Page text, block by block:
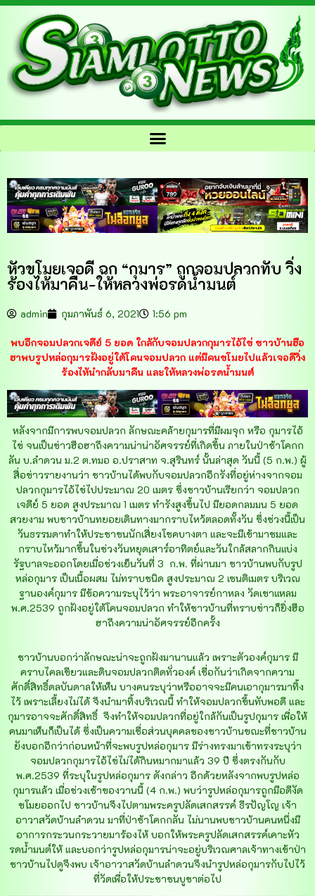
หัวขโมยเจอดี ฉก “กุมาร” ถูกจอมปลวกทับ วิ่ง
ร้องไห้มาคืน-ให้หลวงพ่อรดน้ำมนต์
admin กุมภาพันธ์ 6, 2021 1:56 pm
พบอีกจอมปลวกเจดีย์ 5 ยอด ใกล้กับจอมปลวกกุมารไอ้ไข่ ชาวบ้านฮือ
ฮาพบรูปหล่อกุมารฝังอยู่ใต้โคนจอมปลวก แต่มีคนขโมยไปแล้วเจอดีวิ่ง
ร้องไห้นำกลับมาคืน และให้หลวงพ่อรดน้ำมนต์
หลังจากมีการพบจอมปลวก ลักษณะคล้ายกุมารที่มีผมจุก หรือ กุมารไอ้
ไข่ จนเป็นข่าวฮือฮาถึงความน่าน่าอัศจรรย์ที่เกิดขึ้น ภายในป่าช้าโคกก
ลัน บ.ลำดวน ม.2 ต.ทมอ อ.ปราสาท จ.สุรินทร์ นั้นล่าสุด วันนี้ (5 ก.พ.) ผู้
สื่อข่าวรายงานว่า ชาวบ้านได้พบกับจอมปลวกอีกรังที่อยู่ห่างจากจอม
ปลวกกุมารไอ้ไข่ไปประมาณ 20 เมตร ซึ่งชาวบ้านเรียกว่า จอมปลวก
เจดีย์ 5 ยอด สูงประมาณ 1 เมตร ทำรังสูงขึ้นไป มียอดกลมมน 5 ยอด
สวยงาม พบชาวบ้านทยอยเดินทางมากราบไหว้ตลอดทั้งวัน ซึ่งช่วงนี้เป็น
วันธรรมดาทำให้ประชาชนนักเสี่ยงโชคบางตา และจะมีเข้ามาชมและ
กราบไหว้มากขึ้นในช่วงวันหยุดเสาร์อาทิตย์และวันใกล้สลากกินแบ่ง
รัฐบาลจะออกโดยเมื่อช่วงเย็นวันที่ 3 ก.พ. ที่ผ่านมา ชาวบ้านพบกับรูป
หล่อกุมาร เป็นเนื้อผสม ไม่ทราบชนิด สูงประมาณ 2 เซนติเมตร บริเวณ
ฐานองค์กุมาร มีข้อความระบุไว้ว่า พระอาจารย์กาหลง วัดเขาแหลม
พ.ศ.2539 ถูกฝังอยู่ใต้โคนจอมปลวก ทำให้ชาวบ้านที่ทราบข่าวก็ยิ่งฮือ
ฮาถึงความน่าอัศจรรย์อีกครั้ง
ชาวบ้านบอกว่าลักษณะน่าจะถูกฝังมานานแล้ว เพราะตัวองค์กุมาร มี
คราบไคลเขียวและดินจอมปลวกติดทั่วองค์ เชื่อกันว่าเกิดจากความ
ศักดิ์สิทธิ์ดลบันดาลให้เห็น บางคนระบุว่าหรืออาจจะมีคนเอากุมารมาทิ้ง
ไว้ เพราะเลี้ยงไม่ได้ จึงนำมาทิ้งบริเวณนี้ ทำให้จอมปลวกขึ้นทับพอดี และ
กุมารอาจจะศักดิ์สิทธิ์ จึงทำให้จอมปลวกที่อยู่ใกล้กันเป็นรูปกุมาร เพื่อให้
คนมาเห็นก็เป็นได้ ซึ่งเป็นความเชื่อส่วนบุคคลของชาวบ้านขณะที่ชาวบ้าน
ยังบอกอีกว่าก่อนหน้าที่จะพบรูปหล่อกุมาร มีร่างทรงมาเข้าทรงระบุว่า
จอมปลวกกุมารไอ้ไข่ไม่ได้กินหมากมาแล้ว 39 ปี ซึ่งตรงกันกับ
พ.ศ.2539 ที่ระบุในรูปหล่อกุมาร ดังกล่าว อีกด้วยหลังจากพบรูปหล่อ
กุมารแล้ว เมื่อช่วงเช้าของวานนี้ (4 ก.พ.) พบว่ารูปหล่อกุมารถูกมือดีงัด
ขโมยออกไป ชาวบ้านจึงไปตามพระครูปลัดเสกสรรค์ ธีรปัญโญ เจ้า
อาวาสวัดบ้านลำดวน มาที่ป่าช้าโคกกลัน ไม่นานพบชาวบ้านคนหนึ่งมี
อาการกระวนกระวายมาร้องไห้ บอกให้พระครูปลัดเสกสรรค์เคาะหัว
รดน้ำมนต์ให้ และบอกว่ารูปหล่อกุมารน่าจะอยู่บริเวณศาลเจ้าทางเข้าป่า
ชาวบ้านไปดูจึงพบ เจ้าอาวาสวัดบ้านลำดวนจึงนำรูปหล่อกุมารกับไปไว้
ที่วัดเพื่อให้ประชาชนบูชาต่อไป